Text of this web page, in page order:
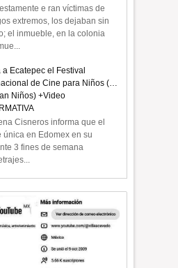
e ran víctimas de
extremos, los dejaban sin
el inmueble, en la colonia
a Ecatepec el Festival
de Cine para Niños (…
Niños) +Video
Cisneros informa que el
en Edomex en su
3 fines de semana